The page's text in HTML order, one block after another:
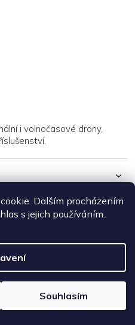
Dalším procházením
s jejich používáním..
Souhlasím
i volnočasové drony,
. Všechna práva vyhrazena.
cookies